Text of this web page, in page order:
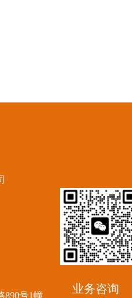
890号1幢 业务咨询